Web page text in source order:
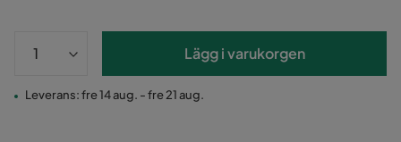
Lägg i varukorgen
Leverans: fre 14 aug. - fre 21 aug.